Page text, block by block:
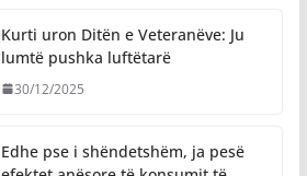
Kurti uron Ditën e Veteranëve: Ju
lumtë pushka luftëtarë
30/12/2025
Edhe pse i shëndetshëm, ja pesë